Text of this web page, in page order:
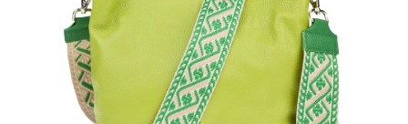
hviezdičiek.